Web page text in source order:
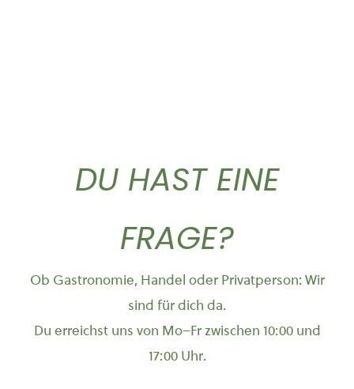
DU HAST EINE
FRAGE?
Ob Gastronomie, Handel oder Privatperson: Wir
sind für dich da.
Du erreichst uns von Mo–Fr zwischen 10:00 und
17:00 Uhr.